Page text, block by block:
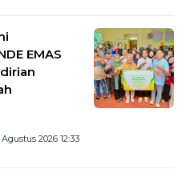
EMAS
2026 12:33